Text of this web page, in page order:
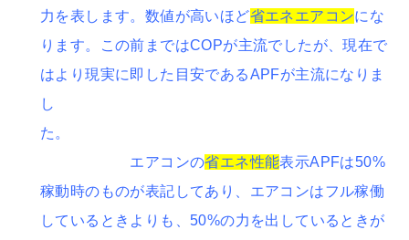
力を表します。数値が高いほど省エネエアコンにな
ります。この前まではCOPが主流でしたが、現在で
はより現実に即した目安であるAPFが主流になりま
し
た。
エアコンの省エネ性能表示APFは50%
稼動時のものが表記してあり、エアコンはフル稼働
しているときよりも、50%の力を出しているときが